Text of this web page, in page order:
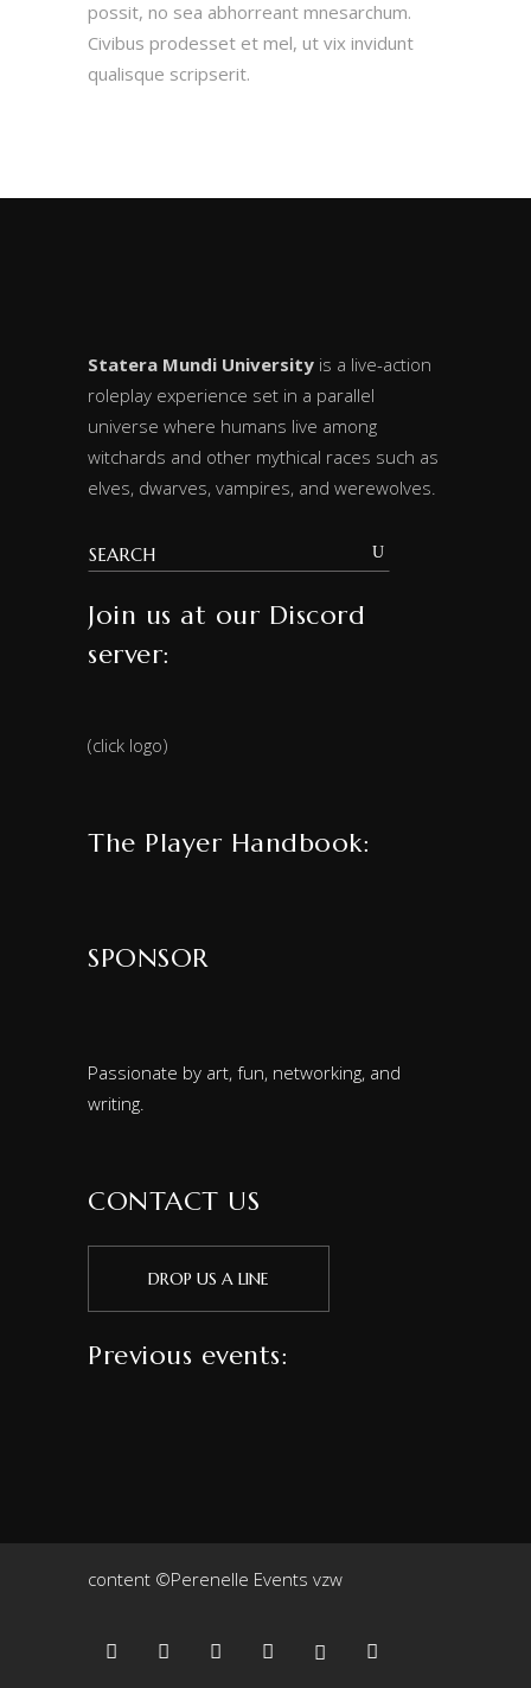
possit, no sea abhorreant mnesarchum.
Civibus prodesset et mel, ut vix invidunt
qualisque scripserit.
Statera Mundi University is a live-action
roleplay experience set in a parallel
universe where humans live among
witchards and other mythical races such as
elves, dwarves, vampires, and werewolves.
Join us at our Discord
server:
(click logo)
The Player Handbook:
SPONSOR
Passionate by art, fun, networking, and
writing.
CONTACT US
DROP US A LINE
Previous events:
content ©Perenelle Events vzw